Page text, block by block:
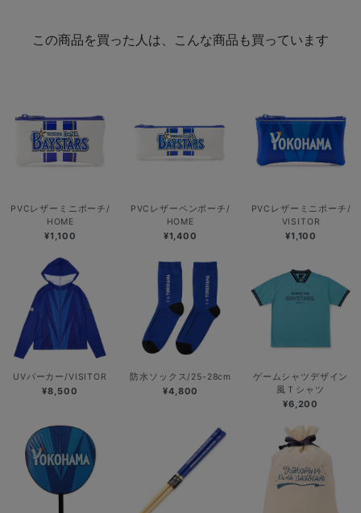
この商品を買った人は、こんな商品も買っています
PVCレザーミニポーチ/
HOME
¥1,100
PVCレザーペンポーチ/
HOME
¥1,400
PVCレザーミニポーチ/
VISITOR
¥1,100
UVパーカー/VISITOR
¥8,500
防水ソックス/25-28cm
¥4,800
ゲームシャツデザイン
風Ｔシャツ
¥6,200